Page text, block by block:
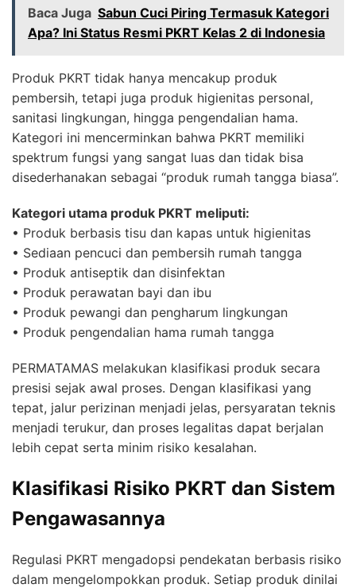
Baca Juga Sabun Cuci Piring Termasuk Kategori
Apa? Ini Status Resmi PKRT Kelas 2 di Indonesia
Produk PKRT tidak hanya mencakup produk
pembersih, tetapi juga produk higienitas personal,
sanitasi lingkungan, hingga pengendalian hama.
Kategori ini mencerminkan bahwa PKRT memiliki
spektrum fungsi yang sangat luas dan tidak bisa
disederhanakan sebagai “produk rumah tangga biasa”.
Kategori utama produk PKRT meliputi:
• Produk berbasis tisu dan kapas untuk higienitas
• Sediaan pencuci dan pembersih rumah tangga
• Produk antiseptik dan disinfektan
• Produk perawatan bayi dan ibu
• Produk pewangi dan pengharum lingkungan
• Produk pengendalian hama rumah tangga
PERMATAMAS melakukan klasifikasi produk secara
presisi sejak awal proses. Dengan klasifikasi yang
tepat, jalur perizinan menjadi jelas, persyaratan teknis
menjadi terukur, dan proses legalitas dapat berjalan
lebih cepat serta minim risiko kesalahan.
Klasifikasi Risiko PKRT dan Sistem
Pengawasannya
Regulasi PKRT mengadopsi pendekatan berbasis risiko
dalam mengelompokkan produk. Setiap produk dinilai